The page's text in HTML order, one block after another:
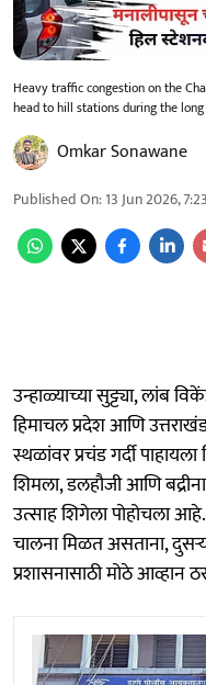
Heavy traffic congestion on the
head to hill stations during the
Omkar Sonawane
Published On:13 Jun 2026,
उन्हाळ्याच्या सुट्ट्या, लांब
हिमाचल प्रदेश आणि
स्थळांवर प्रचंड गर्दी
शिमला, डलहौजी आणि
उत्साह शिगेला पोहोचला
चालना मिळत असताना,
प्रशासनासाठी मोठे आव्हान